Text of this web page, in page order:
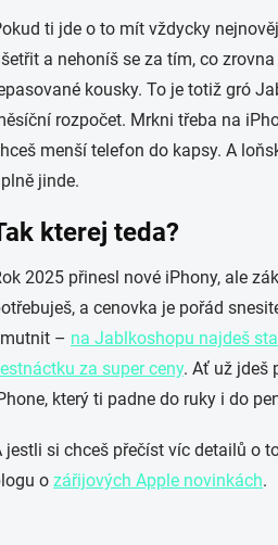
ti jde o to mít vždycky
a nehoníš se za tím, co
kousky. To je totiž gró
rozpočet. Mrkni třeba na
menší telefon do kapsy. A
jinde.
kterej teda?
2025 přinesl nové iPhony, ale
a cenovka je pořád
– na Jablkoshopu najdeš
za super ceny. Ať už jdeš
který ti padne do ruky i do
jestli si chceš přečíst víc detailů o
o zářijových Apple novinkách.